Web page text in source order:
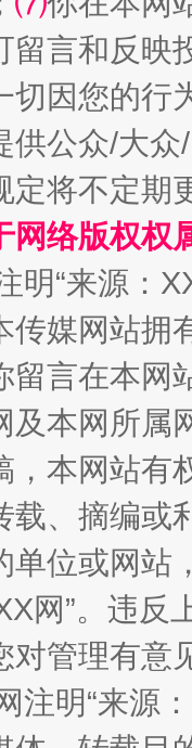
+退费，一次搞定
比不上好声名
与雪山、麦地、白藏房
留言和反映
切因您的行
供公众/大
定将不定期
网络版权权
明“来源：
传媒网站拥
留言在本
及本网所属
，本网站有
载、摘编或
单位或网站
网”。违反
对管理有意
注明“来源